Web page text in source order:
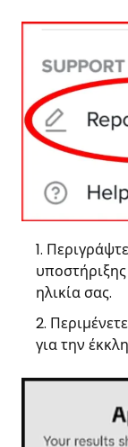
ηλικία σας.
για την